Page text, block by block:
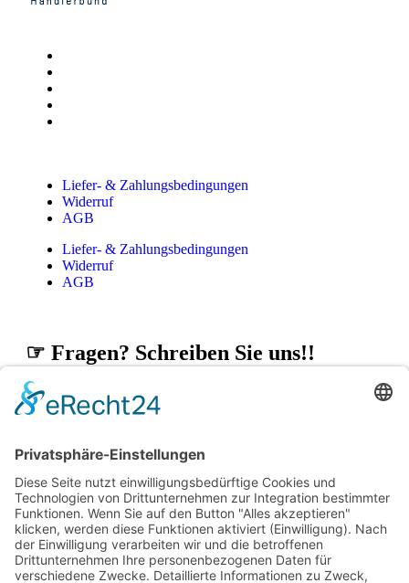
Liefer- & Zahlungsbedingungen
Widerruf
AGB
Liefer- & Zahlungsbedingungen
Widerruf
AGB
☞ Fragen? Schreiben Sie uns!!
© 1997 - 2021 | Oberstdorfer
Glashütte - Betreut durch neover.de
Vertrag widerrufen
Impressum
Datenschutz
Impressum